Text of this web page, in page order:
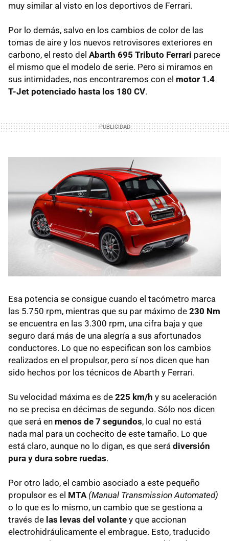
muy similar al visto en los deportivos de Ferrari.
Por lo demás, salvo en los cambios de color de las
tomas de aire y los nuevos retrovisores exteriores en
carbono, el resto del Abarth 695 Tributo Ferrari parece
el mismo que el modelo de serie. Pero si miramos en
sus intimidades, nos encontraremos con el motor 1.4
T-Jet potenciado hasta los 180 CV.
Esa potencia se consigue cuando el tacómetro marca
las 5.750 rpm, mientras que su par máximo de 230 Nm
se encuentra en las 3.300 rpm, una cifra baja y que
seguro dará más de una alegría a sus afortunados
conductores. Lo que no especifican son los cambios
realizados en el propulsor, pero sí nos dicen que han
sido hechos por los técnicos de Abarth y Ferrari.
Su velocidad máxima es de 225 km/h y su aceleración
no se precisa en décimas de segundo. Sólo nos dicen
que será en menos de 7 segundos, lo cual no está
nada mal para un cochecito de este tamaño. Lo que
está claro, aunque no lo digan, es que será diversión
pura y dura sobre ruedas.
Por otro lado, el cambio asociado a este pequeño
propulsor es el MTA (Manual Transmission Automated)
o lo que es lo mismo, un cambio que se gestiona a
través de las levas del volante y que accionan
electrohidráulicamente el embrague. Esto, traducido